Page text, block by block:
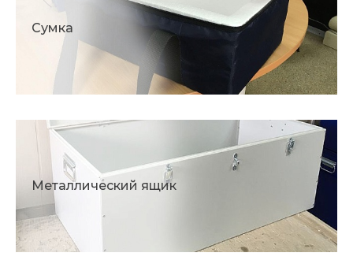
Сумка
Металлический ящик